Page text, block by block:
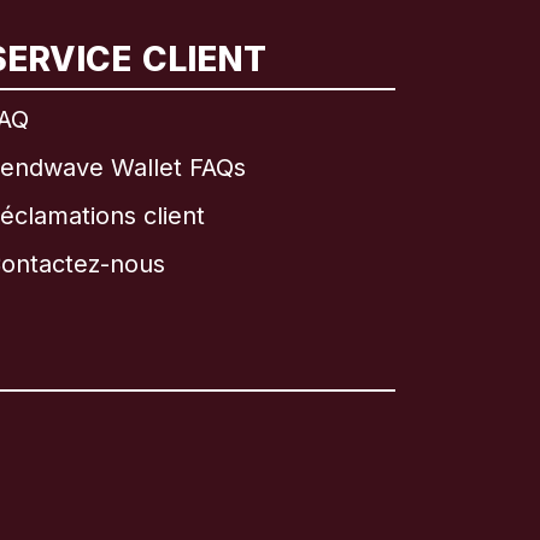
CLIENT
Wallet FAQs
client
nous